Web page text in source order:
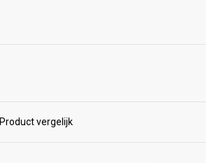
Product vergelijk